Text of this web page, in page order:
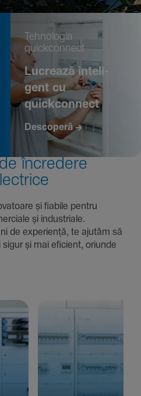
Tehno­logia
quickconnect
Lucrează inte­li­
gent cu
quickconnect
Descoperă
încre­dere
și fiabile pentru
și indus­triale.
expe­riență, te ajutăm să
și mai eficient, oriunde